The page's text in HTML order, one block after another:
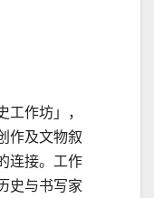
作坊」，
作及文物叙
连接。工作
史与书写家